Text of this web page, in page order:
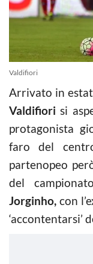
Valdifiori
Arrivato in
Valdifiori si
protagonista
faro del
partenopeo
del
Jorginho, con
‘accontentarsi’